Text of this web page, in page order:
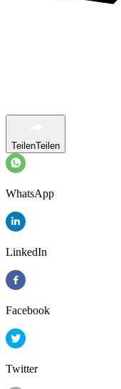
TeilenTeilen
WhatsApp
LinkedIn
Facebook
Twitter